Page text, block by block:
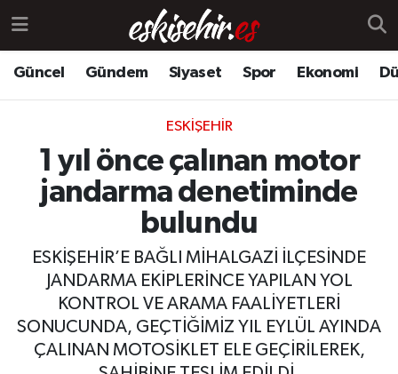
Güncel Gündem Siyaset Spor Ekonomi
ESKIŞEHIR
1 yıl önce çalınan motor
jandarma denetiminde
bulundu
ESKİŞEHİR’E BAĞLI MİHALGAZİ İLÇESİNDE
JANDARMA EKİPLERİNCE YAPILAN YOL
KONTROL VE ARAMA FAALİYETLERİ
SONUCUNDA, GEÇTİĞİMİZ YIL EYLÜL AYINDA
ÇALINAN MOTOSİKLET ELE GEÇİRİLEREK,